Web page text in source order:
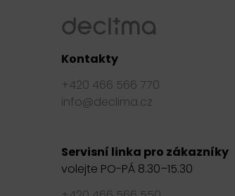
Kontakty
+420 466 566 770
info@declima.cz
Servisní linka pro zákazníky
volejte PO-PÁ 8.30–15.30